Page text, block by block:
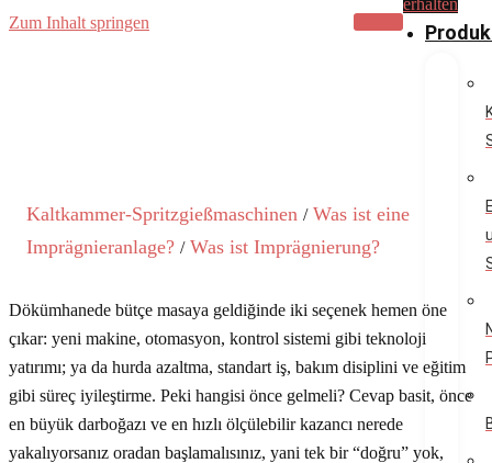
Zum Inhalt springen
erhalten
Kaltkammer-Spritzgießmaschinen / Was ist eine
Imprägnieranlage? / Was ist Imprägnierung?
Dökümhanede bütçe masaya geldiğinde iki seçenek hemen öne
çıkar: yeni makine, otomasyon, kontrol sistemi gibi teknoloji
yatırımı; ya da hurda azaltma, standart iş, bakım disiplini ve eğitim
gibi süreç iyileştirme. Peki hangisi önce gelmeli? Cevap basit, önce
en büyük darboğazı ve en hızlı ölçülebilir kazancı nerede
yakalıyorsanız oradan başlamalısınız, yani tek bir “doğru” yok,